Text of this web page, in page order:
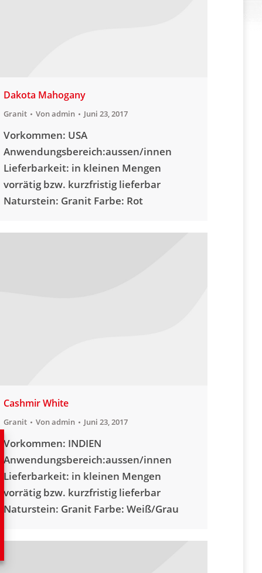
Dakota Mahogany
Granit Vonadmin Juni 23, 2017
Vorkommen: USA
Anwendungsbereich:aussen/innen
Lieferbarkeit: in kleinen Mengen
vorrätig bzw. kurzfristig lieferbar
Naturstein: Granit Farbe: Rot
Cashmir White
Granit Vonadmin Juni 23, 2017
Vorkommen: INDIEN
Anwendungsbereich:aussen/innen
Lieferbarkeit: in kleinen Mengen
vorrätig bzw. kurzfristig lieferbar
Naturstein: Granit Farbe: Weiß/Grau